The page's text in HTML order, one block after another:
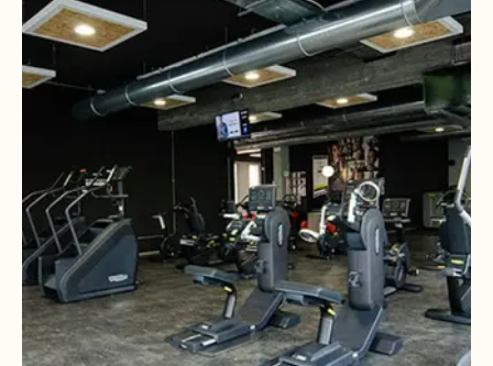
Solutions
Pourquoi Ecler
Soutien et communauté